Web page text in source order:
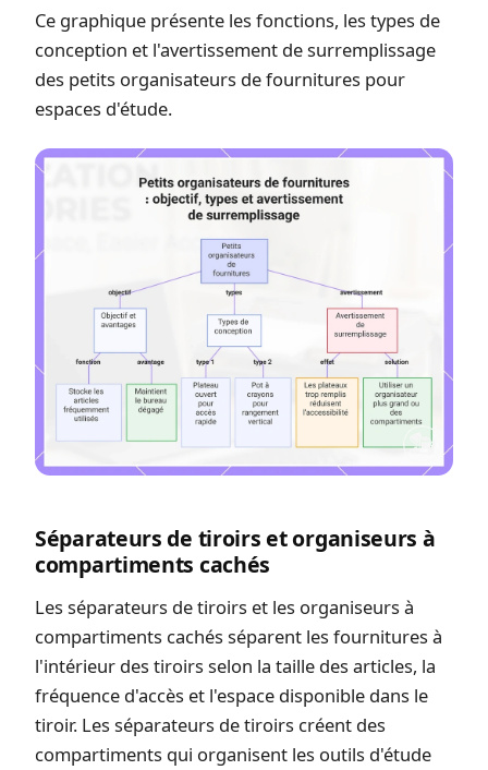
Ce graphique présente les fonctions, les types de
conception et l'avertissement de surremplissage
des petits organisateurs de fournitures pour
espaces d'étude.
Séparateurs de tiroirs et organiseurs à
compartiments cachés
Les séparateurs de tiroirs et les organiseurs à
compartiments cachés séparent les fournitures à
l'intérieur des tiroirs selon la taille des articles, la
fréquence d'accès et l'espace disponible dans le
tiroir. Les séparateurs de tiroirs créent des
compartiments qui organisent les outils d'étude